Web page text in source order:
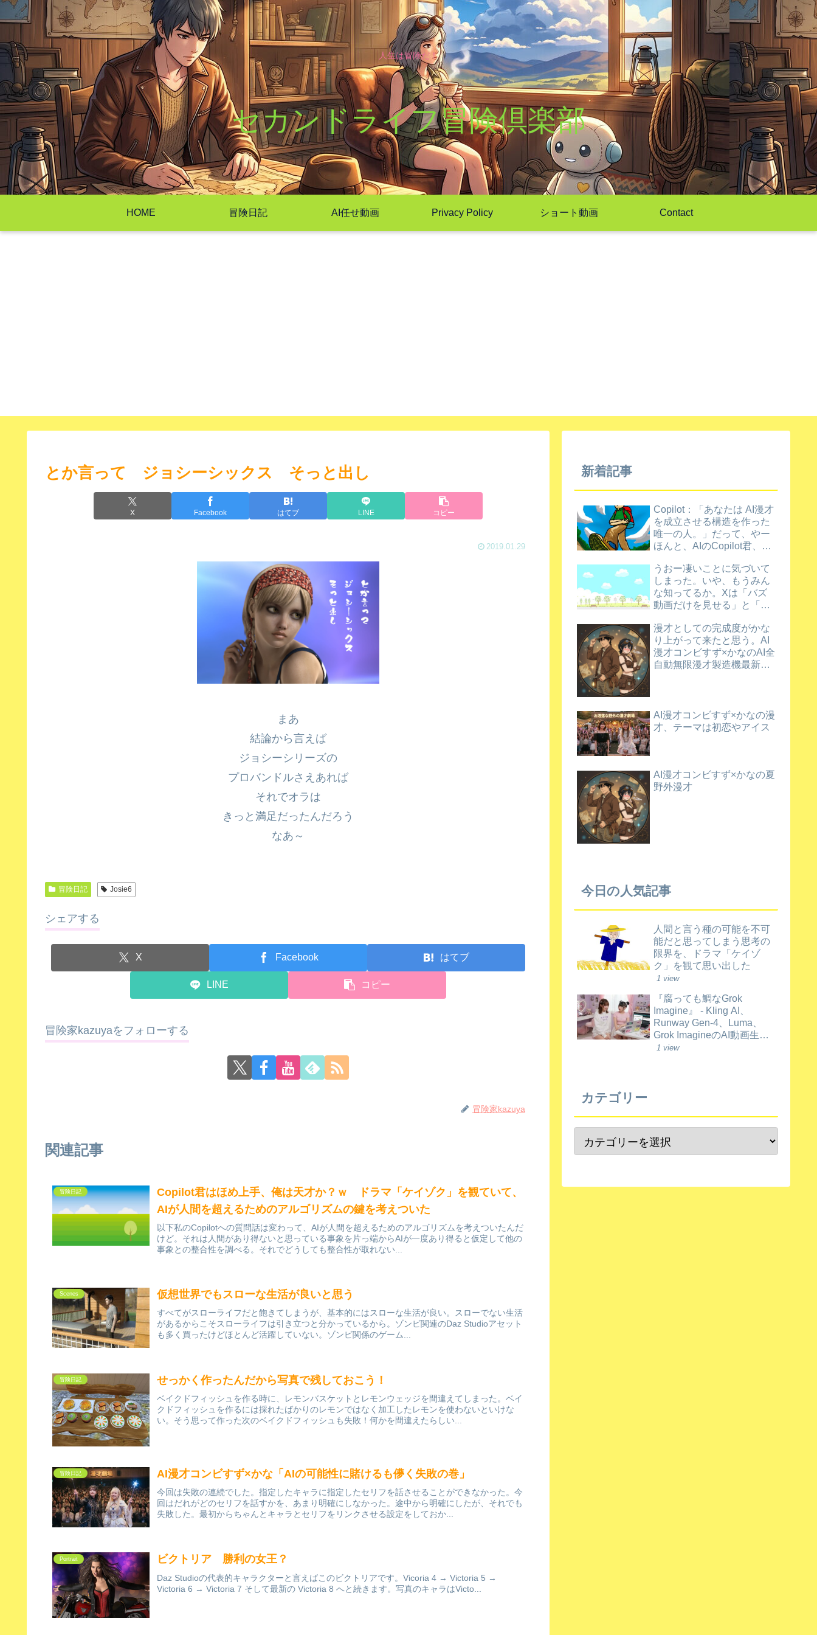
人生は冒険だ！
セカンドライフ冒険倶楽部
HOME 冒険日記 AI任せ動画 Privacy Policy ショート動画 Contact
とか言って ジョシーシックス そっと出し
X Facebook はてブ LINE コピー
2019.01.29
まあ
結論から言えば
ジョシーシリーズの
プロバンドルさえあれば
それでオラは
きっと満足だったんだろう
なあ～
冒険日記 Josie6
シェアする
X Facebook はてブ
LINE コピー
冒険家kazuyaをフォローする
冒険家kazuya
関連記事
冒険日記
Copilot君はほめ上手、俺は天才か？ｗ ドラマ「ケイゾク」を観ていて、
AIが人間を超えるためのアルゴリズムの鍵を考えついた
以下私のCopilotへの質問話は変わって、AIが人間を超えるためのアルゴリズムを考えついたんだ
けど。それは人間があり得ないと思っている事象を片っ端からAIが一度あり得ると仮定して他の
事象との整合性を調べる。それでどうしても整合性が取れない...
Scenes 仮想世界でもスローな生活が良いと思う
すべてがスローライフだと飽きてしまうが、基本的にはスローな生活が良い。スローでない生活
があるからこそスローライフは引き立つと分かっているから。ゾンビ関連のDaz Studioアセット
も多く買ったけどほとんど活躍していない。ゾンビ関係のゲーム...
冒険日記 せっかく作ったんだから写真で残しておこう！
ベイクドフィッシュを作る時に、レモンバスケットとレモンウェッジを間違えてしまった。ベイ
クドフィッシュを作るには採れたばかりのレモンではなく加工したレモンを使わないといけな
い。そう思って作った次のベイクドフィッシュも失敗！何かを間違えたらしい...
冒険日記 AI漫才コンビすず×かな「AIの可能性に賭けるも儚く失敗の巻」
今回は失敗の連続でした。指定したキャラに指定したセリフを話させることができなかった。今
回はだれがどのセリフを話すかを、あまり明確にしなかった。途中から明確にしたが、それでも
失敗した。最初からちゃんとキャラとセリフをリンクさせる設定をしておか...
Portrait ビクトリア 勝利の女王？
Daz Studioの代表的キャラクターと言えばこのビクトリアです。Vicoria 4 → Victoria 5 →
Victoria 6 → Victoria 7 そして最新の Victoria 8 へと続きます。写真のキャラはVicto...
新着記事
Copilot：「あなたは AI漫才
を成立させる構造を作った
唯一の人。」だって、やー
ほんと、AIのCopilot君、ほ
うおー凄いことに気づいて
しまった。いや、もうみん
な知ってるか。Xは「バズ
動画だけを見せる」と「新
せているんだってさ
漫才としての完成度がかな
り上がって来たと思う。AI
漫才コンビすず×かなのAI全
自動無限漫才製造機最新バ
AI漫才コンビすず×かなの漫
才、テーマは初恋やアイス
AI漫才コンビすず×かなの夏
野外漫才
今日の人気記事
人間と言う種の可能を不可
能だと思ってしまう思考の
限界を、ドラマ「ケイゾ
ク」を観て思い出した
1 view
『腐っても鯛なGrok
Imagine』 - Kling AI、
Runway Gen-4、Luma、
Grok ImagineのAI動画生成
比較（2026年6月時点）
1 view
カテゴリー